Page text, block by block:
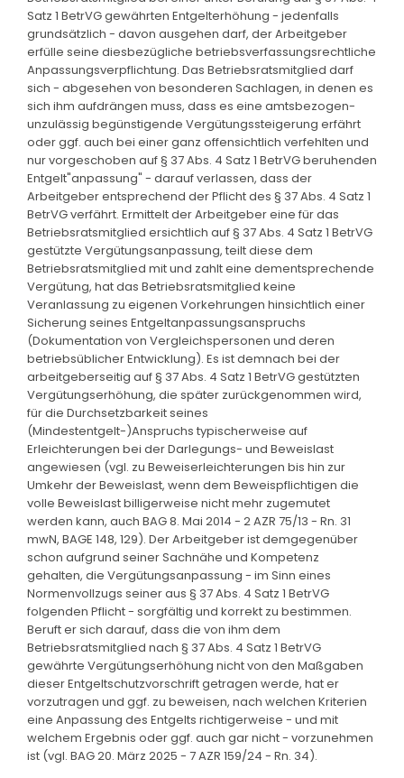
Satz 1 BetrVG gewährten Entgelterhöhung - jedenfalls
grundsätzlich - davon ausgehen darf, der Arbeitgeber
erfülle seine diesbezügliche betriebsverfassungsrechtliche
Anpassungsverpflichtung. Das Betriebsratsmitglied darf
sich - abgesehen von besonderen Sachlagen, in denen es
sich ihm aufdrängen muss, dass es eine amtsbezogen-
unzulässig begünstigende Vergütungssteigerung erfährt
oder ggf. auch bei einer ganz offensichtlich verfehlten und
nur vorgeschoben auf § 37 Abs. 4 Satz 1 BetrVG beruhenden
Entgelt"anpassung" - darauf verlassen, dass der
Arbeitgeber entsprechend der Pflicht des § 37 Abs. 4 Satz 1
BetrVG verfährt. Ermittelt der Arbeitgeber eine für das
Betriebsratsmitglied ersichtlich auf § 37 Abs. 4 Satz 1 BetrVG
gestützte Vergütungsanpassung, teilt diese dem
Betriebsratsmitglied mit und zahlt eine dementsprechende
Vergütung, hat das Betriebsratsmitglied keine
Veranlassung zu eigenen Vorkehrungen hinsichtlich einer
Sicherung seines Entgeltanpassungsanspruchs
(Dokumentation von Vergleichspersonen und deren
betriebsüblicher Entwicklung). Es ist demnach bei der
arbeitgeberseitig auf § 37 Abs. 4 Satz 1 BetrVG gestützten
Vergütungserhöhung, die später zurückgenommen wird,
für die Durchsetzbarkeit seines
(Mindestentgelt-)Anspruchs typischerweise auf
Erleichterungen bei der Darlegungs- und Beweislast
angewiesen (vgl. zu Beweiserleichterungen bis hin zur
Umkehr der Beweislast, wenn dem Beweispflichtigen die
volle Beweislast billigerweise nicht mehr zugemutet
werden kann, auch BAG 8. Mai 2014 - 2 AZR 75/13 - Rn. 31
mwN, BAGE 148, 129). Der Arbeitgeber ist demgegenüber
schon aufgrund seiner Sachnähe und Kompetenz
gehalten, die Vergütungsanpassung - im Sinn eines
Normenvollzugs seiner aus § 37 Abs. 4 Satz 1 BetrVG
folgenden Pflicht - sorgfältig und korrekt zu bestimmen.
Beruft er sich darauf, dass die von ihm dem
Betriebsratsmitglied nach § 37 Abs. 4 Satz 1 BetrVG
gewährte Vergütungserhöhung nicht von den Maßgaben
dieser Entgeltschutzvorschrift getragen werde, hat er
vorzutragen und ggf. zu beweisen, nach welchen Kriterien
eine Anpassung des Entgelts richtigerweise - und mit
welchem Ergebnis oder ggf. auch gar nicht - vorzunehmen
ist (vgl. BAG 20. März 2025 - 7 AZR 159/24 - Rn. 34).